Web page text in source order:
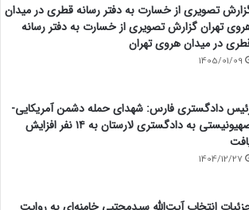
تصویری از خسارت به دفتر رسانه قطری در میدان
تهران گزارش تصویری از خسارت به دفتر رسانه
در میدان هروی تهران
1405/01/09
دادگستری فارس: شهدای حمله دشمن آمریکایی-
صهیونیستی به دادگستری لارستان به ۱۴ نفر افزایش
1404/12/27